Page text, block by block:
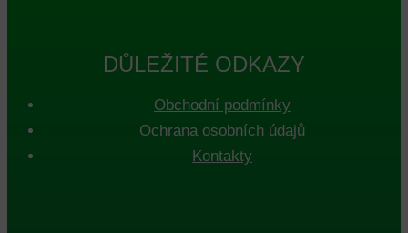
DŮLEŽITÉ ODKAZY
Obchodní podmínky
Ochrana osobních údajů
Kontakty